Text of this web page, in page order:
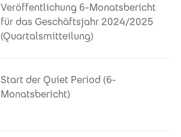
Veröffentlichung 6-Monatsbericht
für das Geschäftsjahr 2024/2025
(Quartalsmitteilung)
Start der Quiet Period (6-
Monatsbericht)